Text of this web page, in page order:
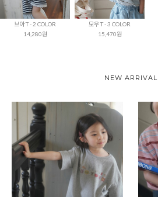
브아 T - 2 COLOR
14,280원
모우 T - 3 COLOR
15,470원
NEW ARRIVAL